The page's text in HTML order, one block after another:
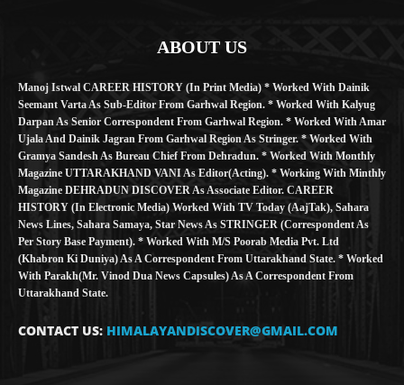
ABOUT US
Manoj Istwal CAREER HISTORY (in Print Media) * Worked With Dainik
Seemant Varta As Sub-Editor From Garhwal Region. * Worked With Kalyug
Darpan As Senior Correspondent From Garhwal Region. * Worked With Amar
Ujala And Dainik Jagran From Garhwal Region As Stringer. * Worked With
Gramya Sandesh As Bureau Chief From Dehradun. * Worked With Monthly
Magazine UTTARAKHAND VANI As Editor(Acting). * Working With Minthly
Magazine DEHRADUN DISCOVER As Associate Editor. CAREER
HISTORY (in Electronic Media) Worked With TV Today (AajTak), Sahara
News Lines, Sahara Samaya, Star News As STRINGER (Correspondent As
Per Story Base Payment). * Worked With M/S Poorab Media Pvt. Ltd
(Khabron Ki Duniya) As A Correspondent From Uttarakhand State. * Worked
With Parakh(Mr. Vinod Dua News Capsules) As A Correspondent From
Uttarakhand State.
CONTACT US: HIMALAYANDISCOVER@GMAIL.COM